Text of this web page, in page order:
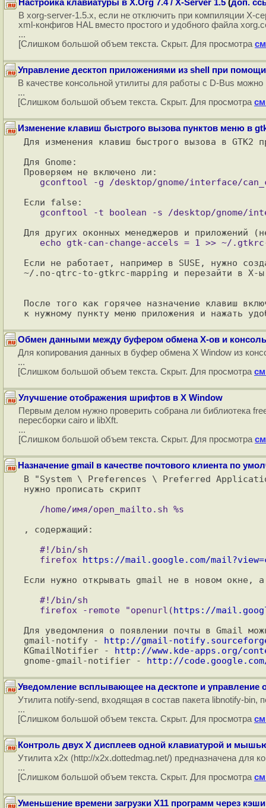
Настройка клавиатуры в X.Org 7.4 / X-Server 1.5 (доп.
В xorg-server-1.5.x, если не отключить при компиляции X-
xml-конфигов HAL вместо простого и удобного файла
...
[Слишком большой объем текста. Скрыт. Для просмотра
Управление десктоп приложениями из shell при
В качестве консольной утилиты для работы с D-Bus можно
...
[Слишком большой объем текста. Скрыт. Для просмотра
Изменение клавиш быстрого вызова пунктов меню в
Для изменения клавиш быстрого вызова в GTK2
Для Gnome:
Если не работает, например в SUSE, нужно
~/.no-qtrc-to-gtkrc-mapping и перезайти в X-
После того как горячее назначение клавиш
Обмен данными между буфером обмена X-ов и
Для копирования данных в буфер обмена X Window из
...
[Слишком большой объем текста. Скрыт. Для просмотра
Улучшение отображения шрифтов в X Window
Первым делом нужно проверить собрана ли библиотека
пересборки cairo и libXft.
...
[Слишком большой объем текста. Скрыт. Для просмотра
Назначение gmail в качестве почтового клиента по
В "System \ Preferences \ Preferred
нужно прописать скрипт
, содержащий:
   firefox
https://mail.google.com/
Если нужно открывать gmail не в новом окне,
   firefox -remote "openurl(
https://
Для уведомления о появлении почты в Gmail
gmail-notify - http://gmail-
KGmailNotifier - http://www.kde-apps.org/
gnome-gmail-notifier - http://
Уведомление всплывающее на десктопе и
Утилита notify-send, входящая в состав пакета libnotify-
...
[Слишком большой объем текста. Скрыт. Для просмотра
Контроль двух X дисплеев одной клавиатурой и
Утилита x2x (http://x2x.dottedmag.net/) предназначена для
...
[Слишком большой объем текста. Скрыт. Для просмотра
Уменьшение времени загрузки X11 программ через